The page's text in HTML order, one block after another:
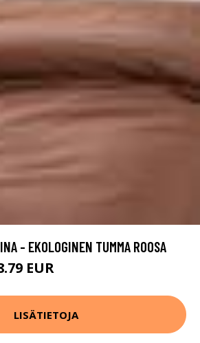
- EKOLOGINEN TUMMA ROOSA
EUR
LISÄTIETOJA